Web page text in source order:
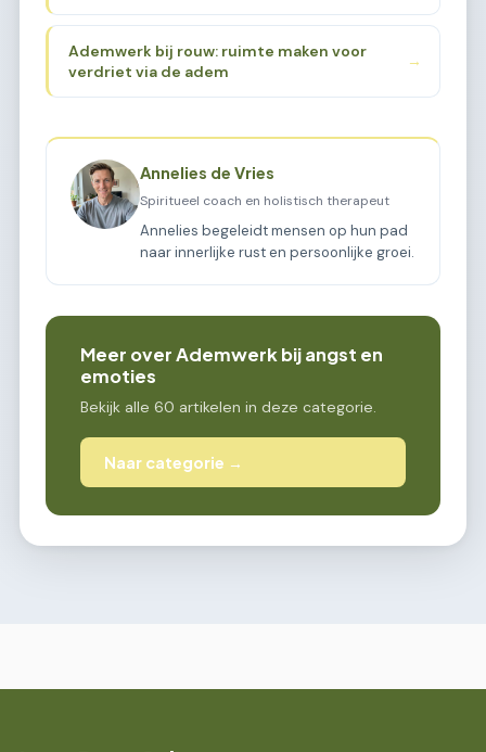
Ademwerk bij rouw: ruimte maken voor
verdriet via de adem
→
Annelies de Vries
Spiritueel coach en holistisch therapeut
Annelies begeleidt mensen op hun pad
naar innerlijke rust en persoonlijke groei.
Meer over Ademwerk bij angst en
emoties
Bekijk alle 60 artikelen in deze categorie.
Naar categorie →